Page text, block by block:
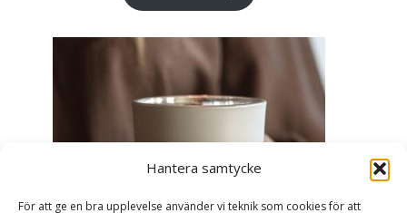
Hantera samtycke
För att ge en bra upplevelse använder vi teknik som cookies för att